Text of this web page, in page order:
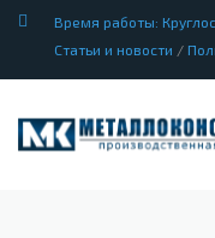
Время работы:
Статьи и новости /